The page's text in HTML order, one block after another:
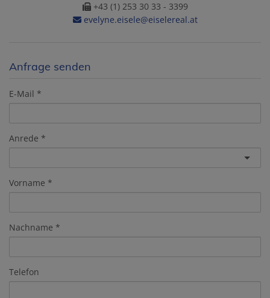
+43 (1) 253 30 33 - 3399
evelyne.eisele@eiselereal.at
Anfrage senden
E-Mail
Anrede
Vorname
Nachname
Telefon